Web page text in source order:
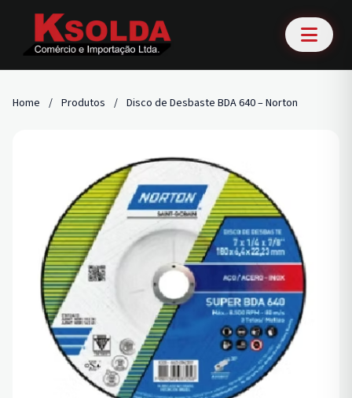
Home / Produtos / Disco de Desbaste BDA 640 – Norton